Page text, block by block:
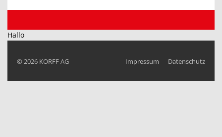
Hallo
© 2026 KORFF AG Impressum Datenschutz